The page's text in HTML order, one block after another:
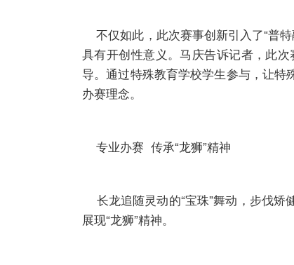
不仅如此，此次赛事创新引入了“普
具有开创性意义。马庆告诉记者，此
导。通过特殊教育学校学生参与，让特
办赛理念。
专业办赛 传承“龙狮”精神
长龙追随灵动的“宝珠”舞动，步伐矫
展现“龙狮”精神。